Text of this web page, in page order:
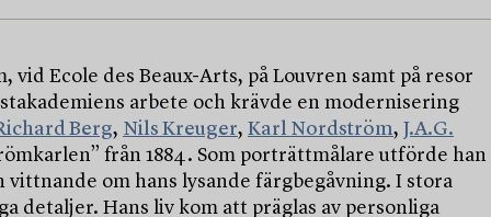
Ecole des Beaux-Arts, på Louvren samt på resor
arbete och krävde en modernisering
Berg, Nils Kreuger, Karl Nordström, J.A.G.
från 1884. Som porträttmålare utförde han
om hans lysande färgbegåvning. I stora
detaljer. Hans liv kom att präglas av personliga